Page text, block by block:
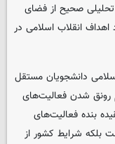
تحلیلی صحیح از فضای
انقلاب اسلامی در
دانشجویان مستقل
رونق شدن فعالیت‌های
بنده فعالیت‌های
بلکه شرایط کشور از